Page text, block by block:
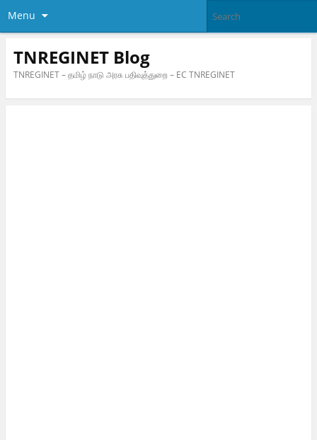
Menu
TNREGINET Blog
TNREGINET – தமிழ் நாடு அரசு பதிவுத்துறை – EC TNREGINET